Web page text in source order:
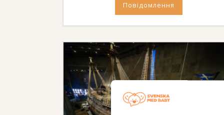
Повідомлення